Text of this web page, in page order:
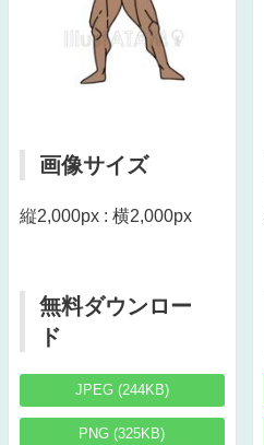
画像サイズ
縦2,000px : 横2,000px
無料ダウンロー
ド
JPEG (244KB)
PNG (325KB)